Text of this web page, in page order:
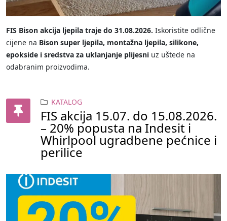
FIS Bison akcija ljepila traje do 31.08.2026. Iskoristite odlične
cijene na Bison super ljepila, montažna ljepila, silikone,
epokside i sredstva za uklanjanje plijesni uz uštede na
odabranim proizvodima.
KATALOG
FIS akcija 15.07. do 15.08.2026.
– 20% popusta na Indesit i
Whirlpool ugradbene pećnice i
perilice